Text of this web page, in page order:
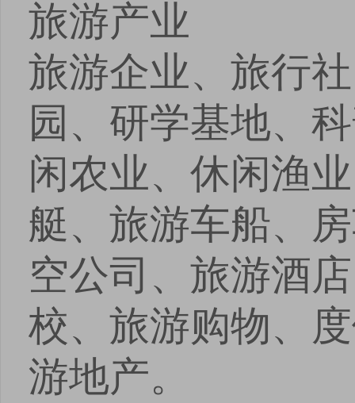
旅游产业
旅游企业、旅行
园、研学基地、
闲农业、休闲渔
艇、旅游车船、
空公司、旅游酒
校、旅游购物、
游地产。
安卓版下载